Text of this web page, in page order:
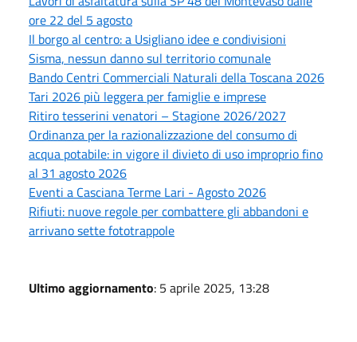
ore 22 del 5 agosto
Il borgo al centro: a Usigliano idee e condivisioni
Sisma, nessun danno sul territorio comunale
Bando Centri Commerciali Naturali della Toscana 2026
Tari 2026 più leggera per famiglie e imprese
Ritiro tesserini venatori – Stagione 2026/2027
Ordinanza per la razionalizzazione del consumo di
acqua potabile: in vigore il divieto di uso improprio fino
al 31 agosto 2026
Eventi a Casciana Terme Lari - Agosto 2026
Rifiuti: nuove regole per combattere gli abbandoni e
arrivano sette fototrappole
Ultimo aggiornamento: 5 aprile 2025, 13:28